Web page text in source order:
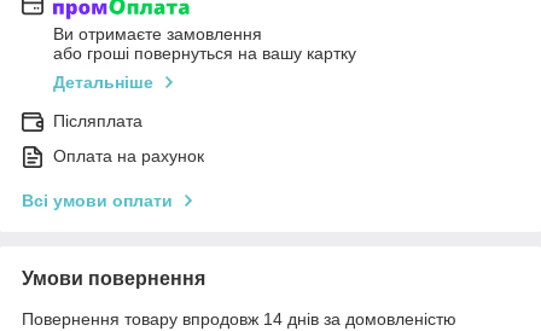
Ви отримаєте замовлення
або гроші повернуться на вашу картку
Детальніше
Післяплата
Оплата на рахунок
Всі умови оплати
Умови повернення
Повернення товару впродовж 14 днів за домовленістю